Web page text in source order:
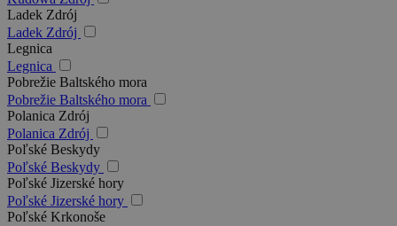
Ladek Zdrój
Ladek Zdrój
Legnica
Legnica
Pobrežie Baltského mora
Pobrežie Baltského mora
Polanica Zdrój
Polanica Zdrój
Poľské Beskydy
Poľské Beskydy
Poľské Jizerské hory
Poľské Jizerské hory
Poľské Krkonoše